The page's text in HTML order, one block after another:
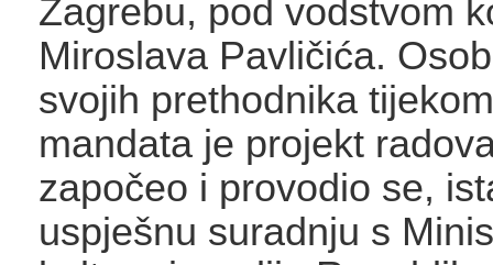
Zagrebu, pod vodstvom
Miroslava Pavličića.
svojih prethodnika
mandata je projekt
započeo i provodio se,
uspješnu suradnju s